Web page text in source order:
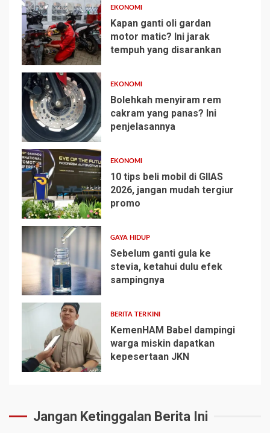
1
EKONOMI
Kapan ganti oli gardan
motor matic? Ini jarak
tempuh yang disarankan
2
EKONOMI
Bolehkah menyiram rem
cakram yang panas? Ini
penjelasannya
3
EKONOMI
10 tips beli mobil di GIIAS
2026, jangan mudah tergiur
promo
4
GAYA HIDUP
Sebelum ganti gula ke
stevia, ketahui dulu efek
sampingnya
5
BERITA TERKINI
KemenHAM Babel dampingi
warga miskin dapatkan
kepesertaan JKN
Jangan Ketinggalan Berita Ini